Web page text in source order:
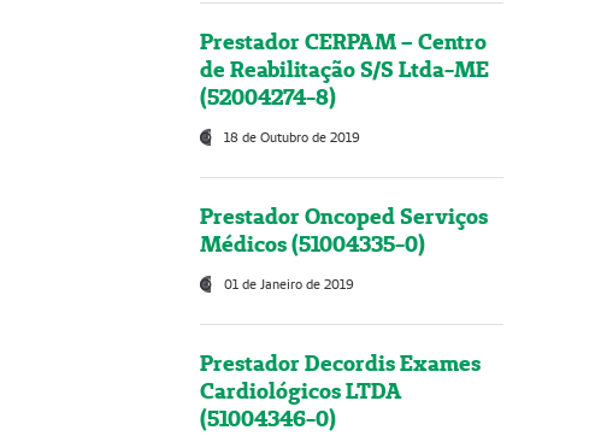
Prestador CERPAM – Centro
de Reabilitação S/S Ltda-ME
(52004274-8)
18 de Outubro de 2019
Prestador Oncoped Serviços
Médicos (51004335-0)
01 de Janeiro de 2019
Prestador Decordis Exames
Cardiológicos LTDA
(51004346-0)